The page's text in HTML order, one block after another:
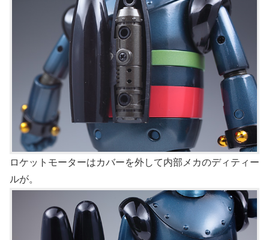
ロケットモーターはカバーを外して内部メカのディティー
ルが。